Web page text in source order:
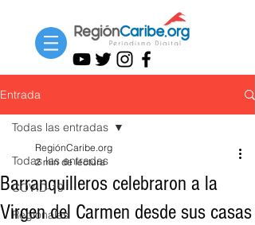
Entrada
Todas las entradas
COVID-19
Regionales
Todas las entradas
Barranquilleros celebraron a la
Virgen del Carmen desde sus casas
RegiónCaribe.org
2 min de lectura